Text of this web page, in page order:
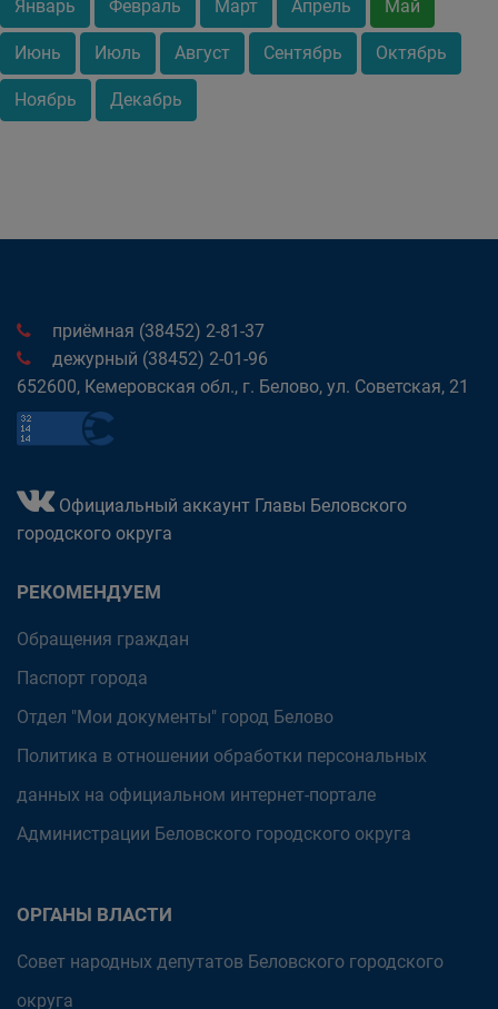
Январь Февраль Март Апрель Май
Июнь Июль Август Сентябрь Октябрь
Ноябрь Декабрь
приёмная (38452) 2-81-37
дежурный (38452) 2-01-96
652600, Кемеровская обл., г. Белово, ул. Советская, 21
Официальный аккаунт Главы Беловского
городского округа
РЕКОМЕНДУЕМ
Обращения граждан
Паспорт города
Отдел "Мои документы" город Белово
Политика в отношении обработки персональных
данных на официальном интернет-портале
Администрации Беловского городского округа
ОРГАНЫ ВЛАСТИ
Совет народных депутатов Беловского городского
округа